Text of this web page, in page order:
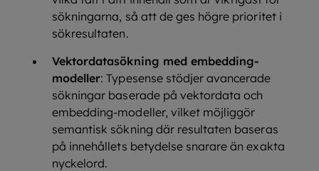
sökningarna, så att de ges högre prioritet i
sökresultaten.
Vektordatasökning med embedding-
modeller: Typesense stödjer avancerade
sökningar baserade på vektordata och
embedding-modeller, vilket möjliggör
semantisk sökning där resultaten baseras
på innehållets betydelse snarare än exakta
nyckelord.